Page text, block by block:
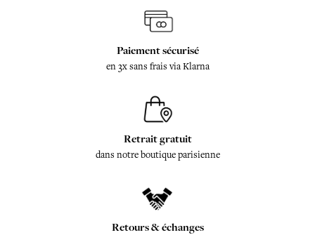
Paiement sécurisé
en 3x sans frais via Klarna
Retrait gratuit
dans notre boutique parisienne
Retours & échanges